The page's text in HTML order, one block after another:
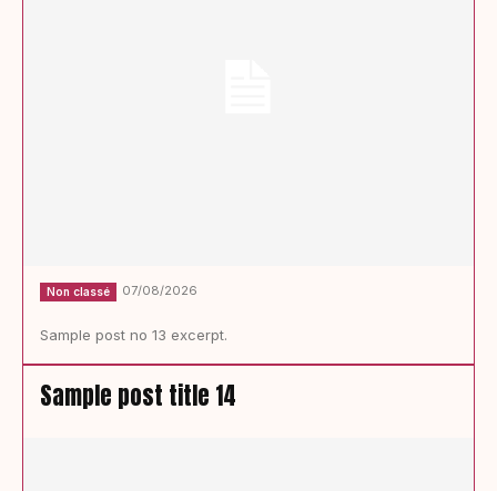
Non classé 07/08/2026
Sample post no 13 excerpt.
Sample post title 14